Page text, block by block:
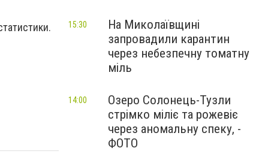
На Миколаївщині
запровадили карантин
через небезпечну томатну
міль
15:30
Озеро Солонець-Тузли
стрімко міліє та рожевіє
через аномальну спеку, -
ФОТО
14:00